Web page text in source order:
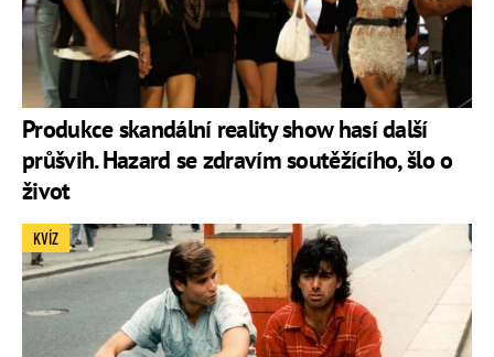
Produkce skandální reality show hasí další
průšvih. Hazard se zdravím soutěžícího, šlo o
život
KVÍZ